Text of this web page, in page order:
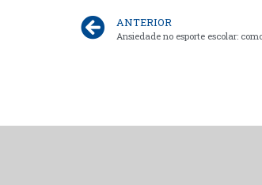
ANTERIOR
Ansiedade no esporte escolar: